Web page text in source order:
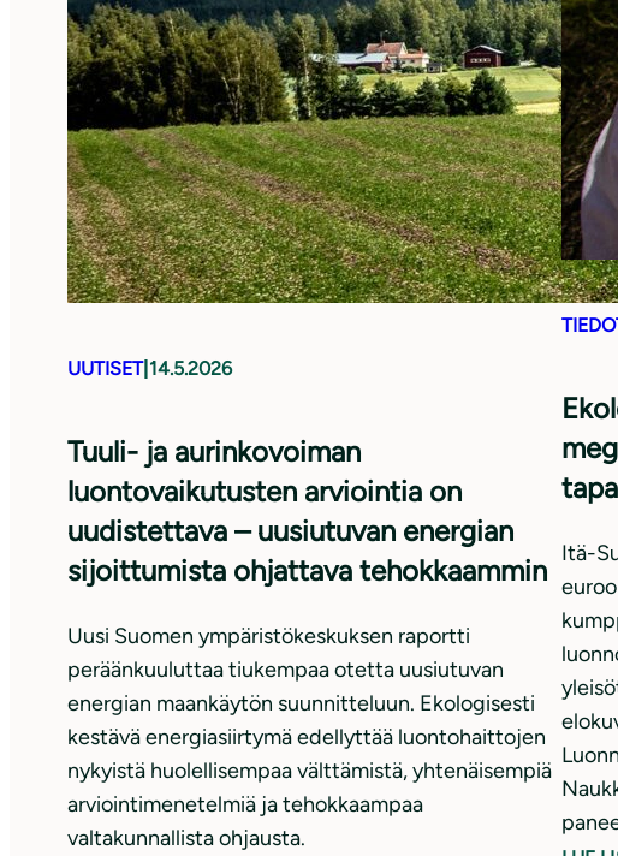
UUTISET| 14.5.2026
Tuuli- ja aurinkovoiman
luontovaikutusten arviointia on
uudistettava – uusiutuvan energian
sijoittumista ohjattava tehokkaammin
Uusi Suomen ympäristökeskuksen raportti
peräänkuuluttaa tiukempaa otetta uusiutuvan
energian maankäytön suunnitteluun. Ekologisesti
kestävä energiasiirtymä edellyttää luontohaittojen
nykyistä huolellisempaa välttämistä, yhtenäisempiä
arviointimenetelmiä ja tehokkaampaa
valtakunnallista ohjausta.
Itä-